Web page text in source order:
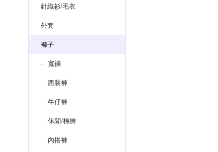
針織衫/毛衣
外套
褲子
寬褲
西裝褲
牛仔褲
休閒/棉褲
內搭褲